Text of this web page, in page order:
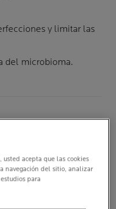
y limitar las
del microbioma.
usted acepta que las cookies
navegación del sitio, analizar
para